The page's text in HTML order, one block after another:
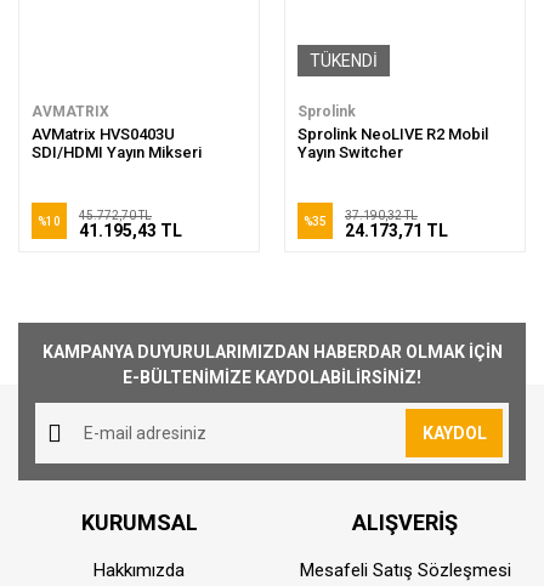
AVMATRIX
AVMatrix HVS0403U
SDI/HDMI Yayın Mikseri
%10 45.772,70 TL
41.195,43 TL
TÜKENDİ
Sprolink
Sprolink NeoLIVE R2 Mobil
Yayın Switcher
%35 37.190,32 TL
24.173,71 TL
KAMPANYA DUYURULARIMIZDAN HABERDAR OLMAK İÇİN
E-BÜLTENİMİZE KAYDOLABİLİRSİNİZ!
KAYDOL
KURUMSAL
Hakkımızda
ALIŞVERİŞ
Mesafeli Satış Sözleşmesi